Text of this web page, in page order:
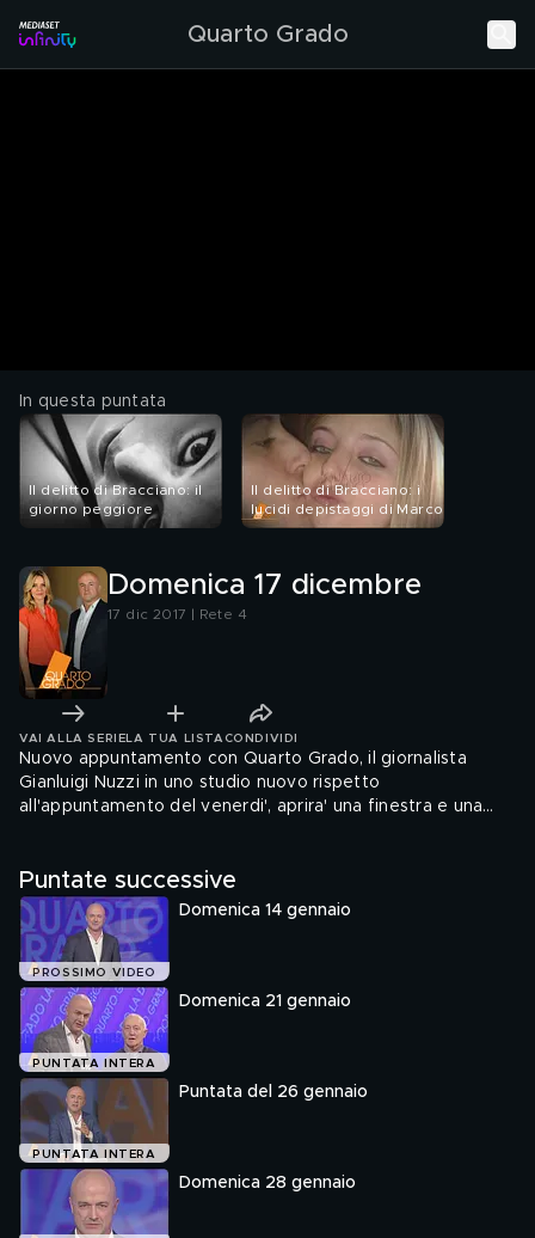
Quarto Grado
In questa puntata
Il delitto di Bracciano: il
giorno peggiore
Il delitto di Bracciano: i
lucidi depistaggi di Marco
Domenica 17 dicembre
17 dic 2017 | Rete 4
VAI ALLA SERIE LA TUA LISTA CONDIVIDI
Nuovo appuntamento con Quarto Grado, il giornalista
Gianluigi Nuzzi in uno studio nuovo rispetto
all'appuntamento del venerdi', aprira' una finestra e una
Puntate successive
PROSSIMO VIDEO
Domenica 14 gennaio
PUNTATA INTERA
Domenica 21 gennaio
PUNTATA INTERA
Puntata del 26 gennaio
Domenica 28 gennaio